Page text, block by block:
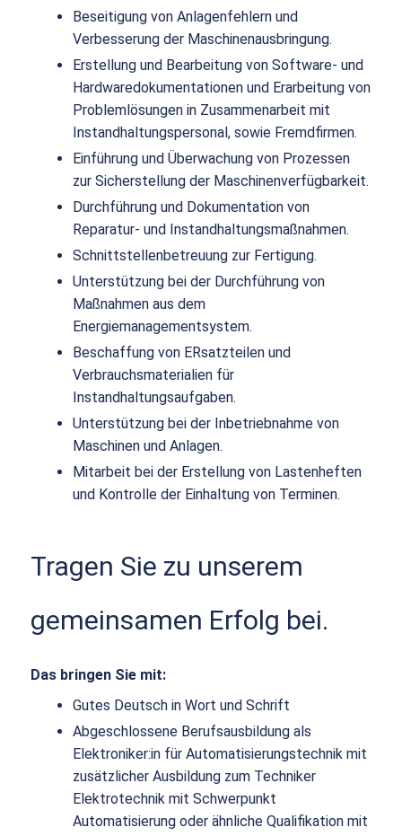
Beseitigung von Anlagenfehlern und
Verbesserung der Maschinenausbringung.
Erstellung und Bearbeitung von Software- und
Hardwaredokumentationen und Erarbeitung von
Problemlösungen in Zusammenarbeit mit
Instandhaltungspersonal, sowie Fremdfirmen.
Einführung und Überwachung von Prozessen
zur Sicherstellung der Maschinenverfügbarkeit.
Durchführung und Dokumentation von
Reparatur- und Instandhaltungsmaßnahmen.
Schnittstellenbetreuung zur Fertigung.
Unterstützung bei der Durchführung von
Maßnahmen aus dem
Energiemanagementsystem.
Beschaffung von ERsatzteilen und
Verbrauchsmaterialien für
Instandhaltungsaufgaben.
Unterstützung bei der Inbetriebnahme von
Maschinen und Anlagen.
Mitarbeit bei der Erstellung von Lastenheften
und Kontrolle der Einhaltung von Terminen.
Tragen Sie zu unserem
gemeinsamen Erfolg bei.
Das bringen Sie mit:
Gutes Deutsch in Wort und Schrift
Abgeschlossene Berufsausbildung als
Elektroniker:in für Automatisierungstechnik mit
zusätzlicher Ausbildung zum Techniker
Elektrotechnik mit Schwerpunkt
Automatisierung oder ähnliche Qualifikation mit